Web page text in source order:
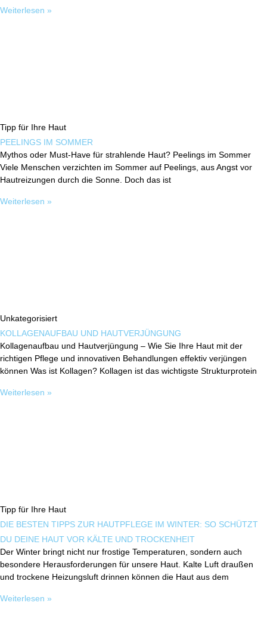
Weiterlesen »
Tipp für Ihre Haut
PEELINGS IM SOMMER
Mythos oder Must-Have für strahlende Haut? Peelings im Sommer
Viele Menschen verzichten im Sommer auf Peelings, aus Angst vor
Hautreizungen durch die Sonne. Doch das ist
Weiterlesen »
Unkategorisiert
KOLLAGENAUFBAU UND HAUTVERJÜNGUNG
Kollagenaufbau und Hautverjüngung – Wie Sie Ihre Haut mit der
richtigen Pflege und innovativen Behandlungen effektiv verjüngen
können Was ist Kollagen? Kollagen ist das wichtigste Strukturprotein
Weiterlesen »
Tipp für Ihre Haut
DIE BESTEN TIPPS ZUR HAUTPFLEGE IM WINTER: SO SCHÜTZT
DU DEINE HAUT VOR KÄLTE UND TROCKENHEIT
Der Winter bringt nicht nur frostige Temperaturen, sondern auch
besondere Herausforderungen für unsere Haut. Kalte Luft draußen
und trockene Heizungsluft drinnen können die Haut aus dem
Weiterlesen »